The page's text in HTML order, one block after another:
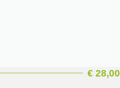
€ 28,00